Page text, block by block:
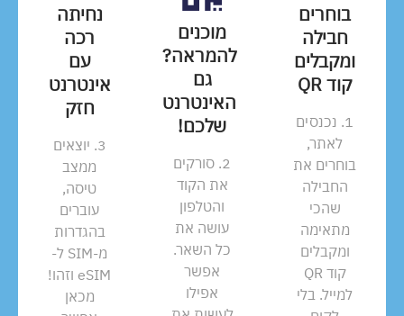
בוחרים
חבילה
ומקבלים
קוד QR
1. נכנסים
לאתר,
בוחרים את
החבילה
שהכי
מתאימה
ומקבלים
קוד QR
למייל. בלי
מוכנים
להמראה?
גם
האינטרנט
שלכם!
2. סורקים
את הקוד
והטלפון
עושה את
כל השאר.
אפשר
אפילו
נחיתה
רכה
עם
אינטרנט
חזק
3. יוצאים
ממצב
טיסה,
עוברים
בהגדרות
מ-SIM ל-
eSIM וזהו!
מכאן